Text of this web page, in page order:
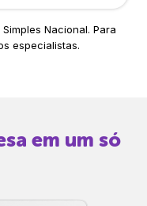
Nacional. Para
especialistas.
em um só